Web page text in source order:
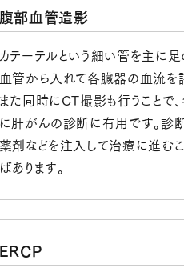
腹部血管造影
カテーテルという細い管を主に
血管から入れて各臓器の血流を
また同時にCT撮影も行うことで
に肝がんの診断に有用です。診
薬剤などを注入して治療に進むこ
ばあります。
ERCP